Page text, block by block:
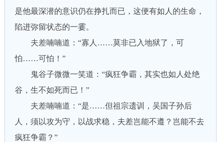
是他最深潜的意识仍在挣扎而已，这便有如人的生命，
陷进弥留状态的一霎。
夫差喃喃道：“寡人……莫非已入地狱了，可
怕……可怕！”
鬼谷子微微一笑道：“疯狂争霸，其实也如人处绝
谷，生不如死而已！”
夫差喃喃道：“是……但祖宗遗训，吴国子孙后
人，须以攻为守，以战求稳，夫差岂能不遵？岂能不去
疯狂争霸？”